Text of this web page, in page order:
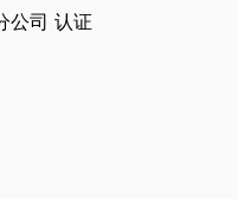
公司 认证